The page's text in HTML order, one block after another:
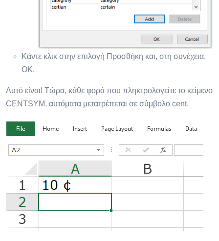
Κάντε κλικ στην επιλογή Προσθήκη και, στη συνέχεια,
OK.
Αυτό είναι! Τώρα, κάθε φορά που πληκτρολογείτε το κείμενο
CENTSYM, αυτόματα μετατρέπεται σε σύμβολο cent.